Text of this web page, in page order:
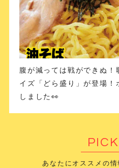
腹が減っては戦ができぬ！
イズ「どら盛り」が登場！
しました👀
あなたにオススメの情